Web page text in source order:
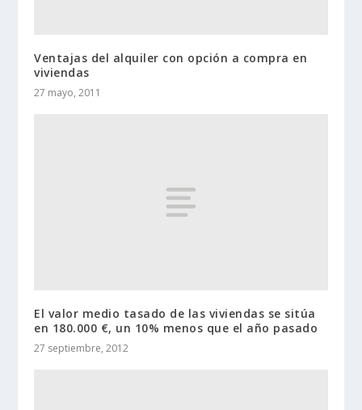
Ventajas del alquiler con opción a compra en
viviendas
27 mayo, 2011
El valor medio tasado de las viviendas se sitúa
en 180.000 €, un 10% menos que el año pasado
27 septiembre, 2012